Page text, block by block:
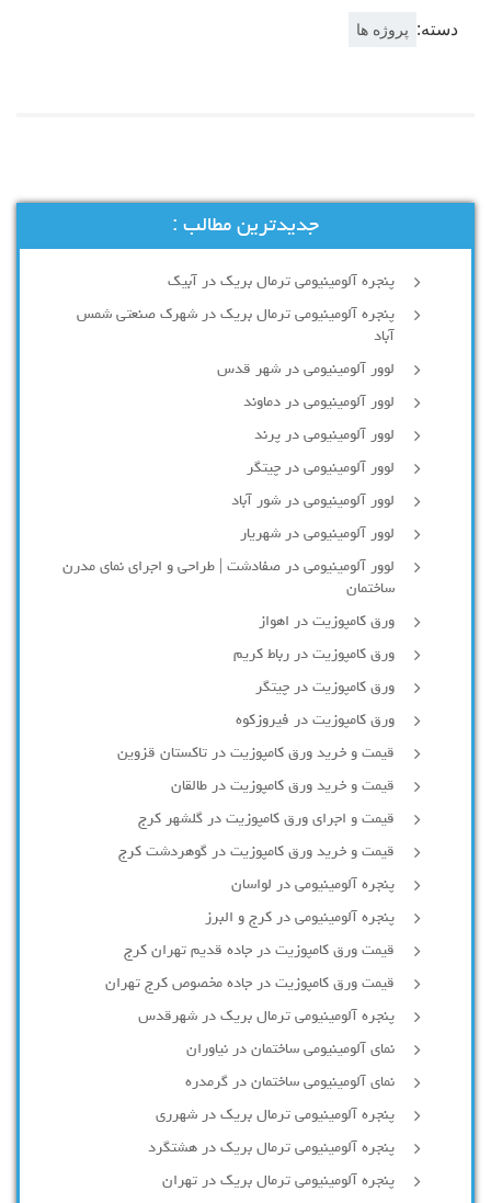
دسته: پروژه ها
جدیدترین مطالب :
پنجره آلومینیومی ترمال بریک در آبیک
پنجره آلومینیومی ترمال بریک در شهرک صنعتی شمس
آباد
لوور آلومینیومی در شهر قدس
لوور آلومینیومی در دماوند
لوور آلومینیومی در پرند
لوور آلومینیومی در چیتگر
لوور آلومینیومی در شور آباد
لوور آلومينيومي در شهريار
لوور آلومینیومی در صفادشت | طراحی و اجرای نمای مدرن
ساختمان
ورق کامپوزیت در اهواز
ورق کامپوزیت در رباط کریم
ورق کامپوزیت در چیتگر
ورق کامپوزیت در فیروزکوه
قیمت و خرید ورق کامپوزیت در تاکستان قزوین
قیمت و خرید ورق کامپوزیت در طالقان
قیمت و اجرای ورق کامپوزیت در گلشهر کرج
قیمت و خرید ورق کامپوزیت در گوهردشت کرج
پنجره آلومینیومی در لواسان
پنجره آلومینیومی در کرج و البرز
قیمت ورق کامپوزیت در جاده قدیم تهران کرج
قیمت ورق کامپوزیت در جاده مخصوص کرج تهران
پنجره آلومینیومی ترمال بریک در شهرقدس
نمای آلومینیومی ساختمان در نیاوران
نمای آلومینیومی ساختمان در گرمدره
پنجره آلومینیومی ترمال بریک در شهرری
پنجره آلومینیومی ترمال بریک در هشتگرد
پنجره آلومینیومی ترمال بریک در تهران